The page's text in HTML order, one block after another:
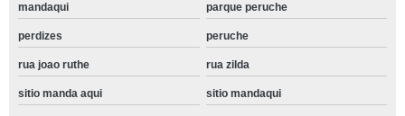
mandaqui parque peruche
perdizes peruche
rua joao ruthe rua zilda
sitio manda aqui sitio mandaqui